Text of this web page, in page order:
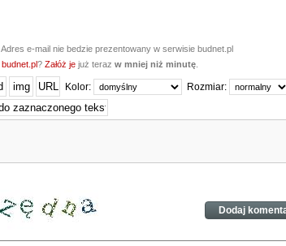
Adres e-mail nie bedzie prezentowany w serwisie budnet.pl
budnet.pl? Załóż je już teraz w mniej niż minutę
Kolor: Rozmiar: